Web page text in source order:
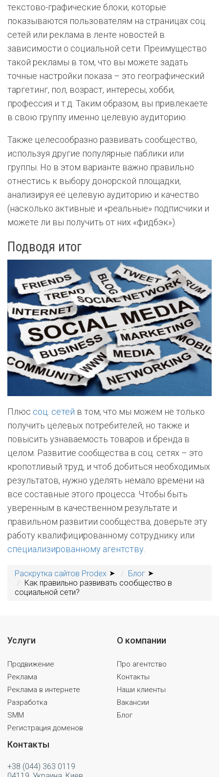
текстово-графические блоки, которые
показываются пользователям на страницах соц.
сетей или реклама в ленте новостей в
зависимости о социальной сети. Преимущество
такой рекламы в том, что вы можете задать
точные настройки показа – это географический
таргетинг, пол, возраст, интересы, хобби,
профессия и т.д. Таким образом, вы привлекаете
в свою группу именно целевую аудиторию.
Также целесообразно развивать сообщество,
используя другие популярные паблики или
группы. Но в этом варианте важно правильно
отнестись к выбору донорской площадки,
анализируя её целевую аудиторию и качество
(насколько активные и «реальные» подписчики и
можете ли вы получить от них «фидбэк»).
Подводя итог
Плюс соц. сетей в том, что мы можем не только
получить целевых потребителей, но также и
повысить узнаваемость товаров и бренда в
целом. Развитие сообщества в соц. сетях – это
кропотливый труд, и чтоб добиться необходимых
результатов, нужно уделять немало времени на
все составные этого процесса. Чтобы быть
уверенным в качественном результате и
правильном развитии сообщества, доверьте эту
работу квалифицированному сотруднику или
специализированному агентству
Раскрутка сайтов Prodex
Блог
Как правильно развивать сообщество в
социальной сети?
Услуги
Продвижение
Реклама
Реклама в интернете
Разработка
SMM
Регистрация доменов
О компании
Про агентство
Контакты
Наши клиенты
Вакансии
Блог
Контакты
+38 (044) 363 0119